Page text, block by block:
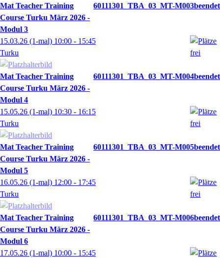
Mat Teacher Training
Course Turku März 2026 -
Modul 3
60111301_TBA_03_MT-M003
15.03.26 (1-mal) 10:00 - 15:45
Turku
Mat Teacher Training
Course Turku März 2026 -
Modul 4
60111301_TBA_03_MT-M004
15.05.26 (1-mal) 10:30 - 16:15
Turku
Mat Teacher Training
Course Turku März 2026 -
Modul 5
60111301_TBA_03_MT-M005
16.05.26 (1-mal) 12:00 - 17:45
Turku
Mat Teacher Training
Course Turku März 2026 -
Modul 6
60111301_TBA_03_MT-M006
17.05.26 (1-mal) 10:00 - 15:45